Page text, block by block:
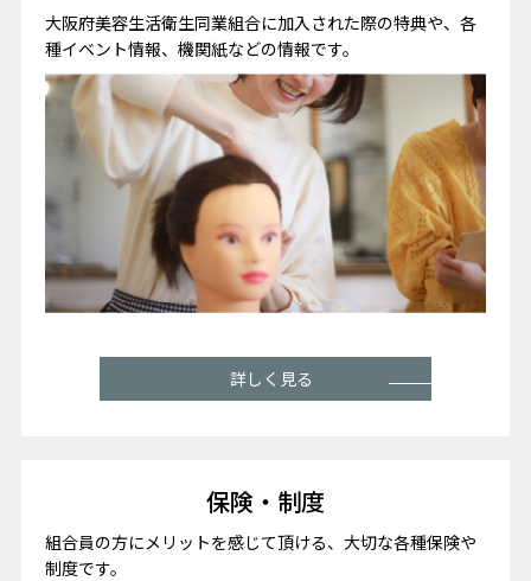
大阪府美容生活衛生同業組合に加入された際の特典や、各
種イベント情報、機関紙などの情報です。
詳しく見る
保険・制度
組合員の方にメリットを感じて頂ける、大切な各種保険や
制度です。